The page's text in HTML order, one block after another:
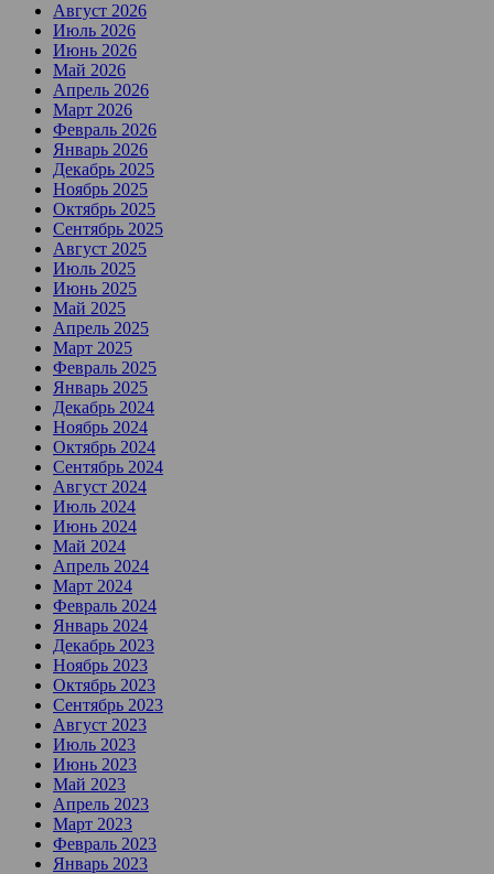
Август 2026
Июль 2026
Июнь 2026
Май 2026
Апрель 2026
Март 2026
Февраль 2026
Январь 2026
Декабрь 2025
Ноябрь 2025
Октябрь 2025
Сентябрь 2025
Август 2025
Июль 2025
Июнь 2025
Май 2025
Апрель 2025
Март 2025
Февраль 2025
Январь 2025
Декабрь 2024
Ноябрь 2024
Октябрь 2024
Сентябрь 2024
Август 2024
Июль 2024
Июнь 2024
Май 2024
Апрель 2024
Март 2024
Февраль 2024
Январь 2024
Декабрь 2023
Ноябрь 2023
Октябрь 2023
Сентябрь 2023
Август 2023
Июль 2023
Июнь 2023
Май 2023
Апрель 2023
Март 2023
Февраль 2023
Январь 2023